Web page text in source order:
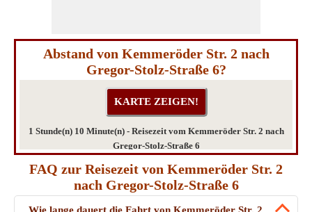
Abstand von Kemmeröder Str. 2 nach
Gregor-Stolz-Straße 6?
1 Stunde(n) 10 Minute(n) - Reisezeit vom Kemmeröder Str. 2 nach
Gregor-Stolz-Straße 6
FAQ zur Reisezeit von Kemmeröder Str. 2
nach Gregor-Stolz-Straße 6